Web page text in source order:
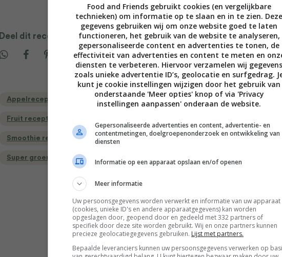
Deel dit recept
Bewaar
Appelrecepten Bewuste keuzes Drankjes Fruit
Fruit recepten
Smoothie recepten Snel & gezond Suikervrije recepten
Super groen Superfood Vegetarische recepten
Food and Friends gebruikt cookies (en vergelijkbare
technieken) om informatie op te slaan en in te zien. Deze
gegevens gebruiken wij om onze website goed te laten
functioneren, het gebruik van de website te analyseren,
gepersonaliseerde content en advertenties te tonen, de
effectiviteit van advertenties en content te meten en
diensten te verbeteren. Hiervoor verzamelen wij gegevens
zoals unieke advertentie ID’s, geolocatie en surfgedrag.
kunt je cookie instellingen wijzigen door het gebruik van
onderstaande 'Meer opties' knop of via 'Privacy
instellingen aanpassen' onderaan de website.
Gepersonaliseerde advertenties en content, advertentie- en
contentmetingen, doelgroepenonderzoek en ontwikkeling van
diensten
Informatie op een apparaat opslaan en/of openen
Meer informatie
Uw persoonsgegevens worden verwerkt en informatie van uw apparaat
(cookies, unieke ID's en andere apparaatgegevens) kan worden
opgeslagen door, geopend door en gedeeld met 332 partners of
specifiek door deze site worden gebruikt. Wij en onze partners kunnen
precieze geolocatiegegevens gebruiken. Lijst met partners.
Bepaalde leveranciers kunnen uw persoonsgegevens verwerken op